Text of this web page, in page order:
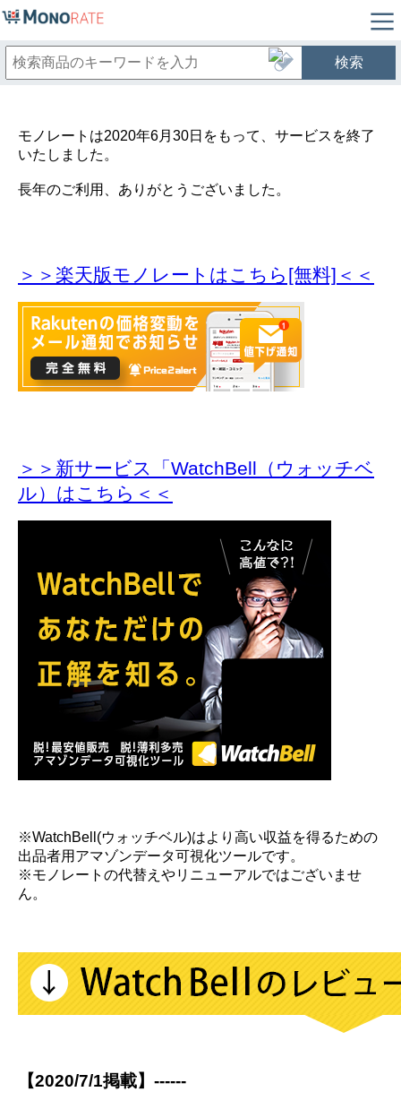
検索
モノレートは2020年6月30日をもって、サービスを終了
いたしました。
長年のご利用、ありがとうございました。
＞＞楽天版モノレートはこちら[無料]＜＜
＞＞新サービス「WatchBell（ウォッチベ
ル）はこちら＜＜
※WatchBell(ウォッチベル)はより高い収益を得るための
出品者用アマゾンデータ可視化ツールです。
※モノレートの代替えやリニューアルではございませ
ん。
【2020/7/1掲載】------